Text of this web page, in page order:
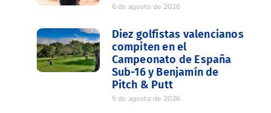
6 de agosto de 2026
Diez golfistas valencianos
compiten en el
Campeonato de España
Sub-16 y Benjamín de
Pitch & Putt
5 de agosto de 2026